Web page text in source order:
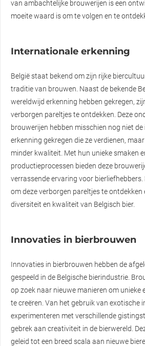
van ambachtelijke brouwerijen is een
moeite waard is om te volgen en te
Internationale erkenning
België staat bekend om zijn rijke
traditie van brouwen. Naast de bekende
wereldwijd erkenning hebben gekregen,
verborgen pareltjes te ontdekken. Deze
brouwerijen hebben misschien nog niet
erkenning gekregen die ze verdienen,
minder kwaliteit. Met hun unieke smaken
productieprocessen bieden deze
verrassende ervaring voor
om deze verborgen pareltjes te ontdekken
diversiteit en kwaliteit van Belgisch bier.
Innovaties in bierbrouwen
Innovaties in bierbrouwen hebben de
gespeeld in de Belgische bierindustrie.
op zoek naar nieuwe manieren om unieke
te creëren. Van het gebruik van exotische
experimenteren met verschillende
gebrek aan creativiteit in de bierwereld.
geleid tot een breed scala aan nieuwe